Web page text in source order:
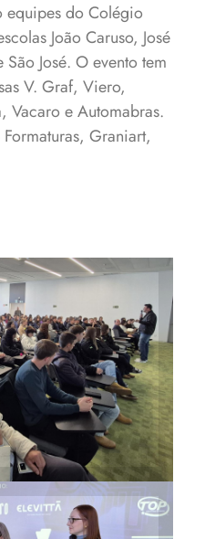
equipes do Colégio
João Caruso, José
José. O evento tem
V. Graf, Viero,
Vacaro e Automabras.
Graniart,
Yuri
os jovens
soluções para